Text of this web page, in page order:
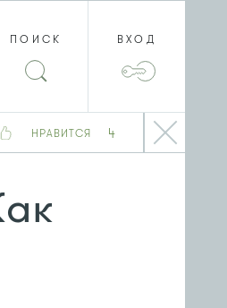
НРАВИТСЯ 4
ПОИСК ВХОД